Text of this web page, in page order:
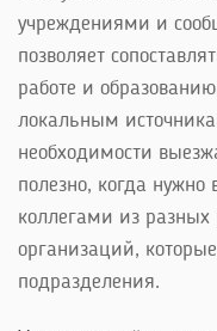
учреждениями и
позволяет
работе и
локальным
необходимости
полезно, когда нужно
коллегами из
организаций,
подразделения.